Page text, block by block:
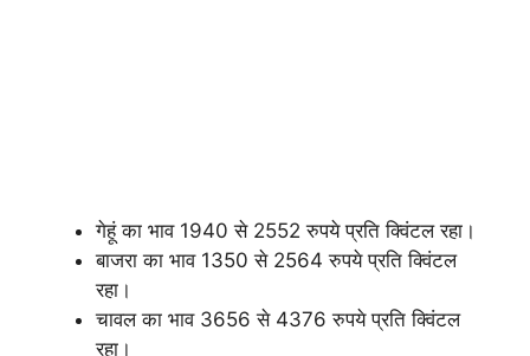
गेहूं का भाव 1940 से 2552 रुपये प्रति क्विंटल रहा।
बाजरा का भाव 1350 से 2564 रुपये प्रति क्विंटल
रहा।
चावल का भाव 3656 से 4376 रुपये प्रति क्विंटल
रहा।